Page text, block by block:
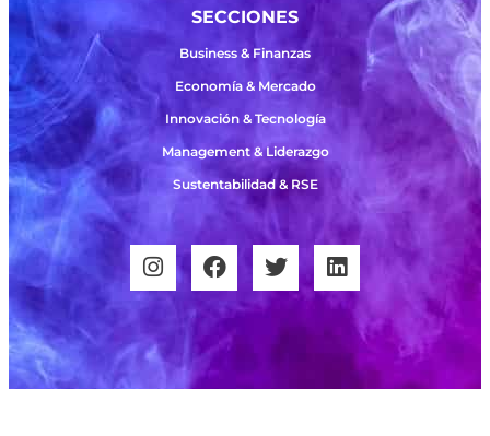
SECCIONES
Business & Finanzas
Economía & Mercado
Innovación & Tecnología
Management & Liderazgo
Sustentabilidad & RSE